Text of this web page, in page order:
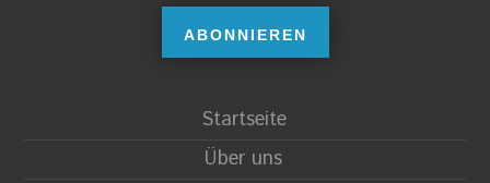
ABONNIEREN
Startseite
Über uns